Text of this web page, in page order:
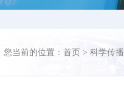
您当前的位置： 首页 > 科学传播